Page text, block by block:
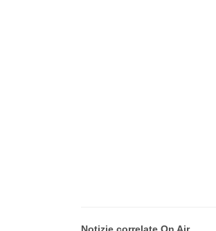
Notizie correlate On Air